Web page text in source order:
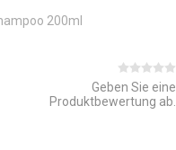
200ml
Geben Sie eine
Produktbewertung ab.